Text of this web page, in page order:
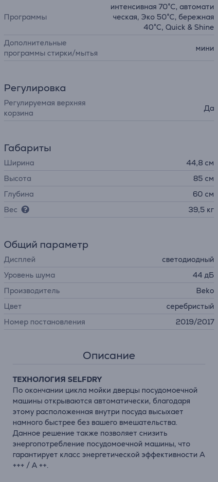
Программы
интенсивная 70°C, автомати
ческая, Эко 50°C, бережная
40°C, Quick & Shine
Дополнительные
программы стирки/мытья
мини
Регулировка
Pегулируемая верхняя
корзина
Да
Габариты
Ширина
44,8 см
Высота
85 см
Глубина
60 см
Вес
39,5 кг
Общий параметр
Дисплей
светодиодный
Уровень шума
44 дБ
Производитель
Beko
Цвет
серебристый
Номер постановления
2019/2017
Описание
ТЕХНОЛОГИЯ SELFDRY
По окончании цикла мойки дверцы посудомоечной
машины открываются автоматически, благодаря
этому расположенная внутри посуда высыхает
намного быстрее без вашего вмешательства.
Данное решение также позволяет снизить
энергопотребление посудомоечной машины, что
гарантирует класс энергетической эффективности A
+++ / A ++.